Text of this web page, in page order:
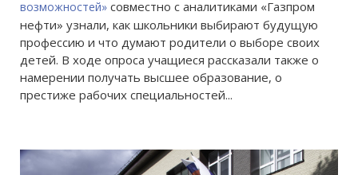
возможностей» совместно с аналитиками «Газпром
нефти» узнали, как школьники выбирают будущую
профессию и что думают родители о выборе своих
детей. В ходе опроса учащиеся рассказали также о
намерении получать высшее образование, о
престиже рабочих специальностей...